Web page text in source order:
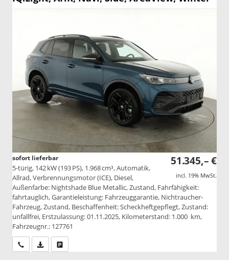
51.345,– €
incl. 19% MwSt.
sofort lieferbar
5-türig, 142 kW (193 PS), 1.968 cm³, Automatik,
Allrad, Verbrennungsmotor (ICE), Diesel,
Außenfarbe: Nightshade Blue Metallic, Zustand, Fahrfähigkeit:
fahrtauglich, Garantieleistung: Fahrzeuggarantie, Nichtraucher-
Fahrzeug, Zustand, Beschaffenheit: Scheckheftgepflegt, Zustand:
unfallfrei, Erstzulassung: 01.11.2025, Kilometerstand: 1.000 km,
Fahrzeugnr.: 127761
Wir rufen Sie anPDF-Datei, Fahrzeugexposé drucken